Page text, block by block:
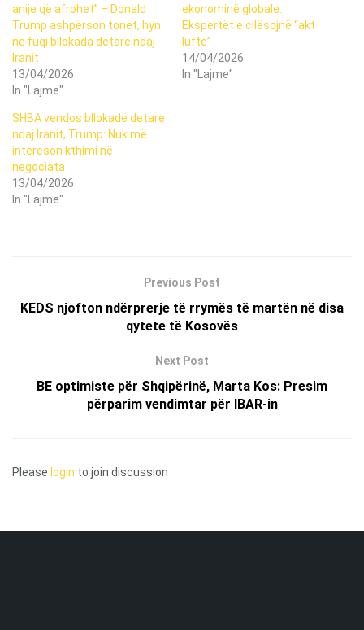
anije që afrohet” – Donald
Trump ashpërson tonet, hyn
në fuqi bllokada detare ndaj
Iranit
13/04/2026
In "Lajme"
ekonominë globale:
Ekspertët e cilësojnë “akt
lufte”
14/04/2026
In "Lajme"
SHBA vendos bllokadë detare
ndaj Iranit, Trump: Nuk më
intereson kthimi në
negociata
13/04/2026
In "Lajme"
Previous Post
KEDS njofton ndërprerje të rrymës të martën në disa
qytete të Kosovës
Next Post
BE optimiste për Shqipërinë, Marta Kos: Presim
përparim vendimtar për IBAR-in
Please login to join discussion